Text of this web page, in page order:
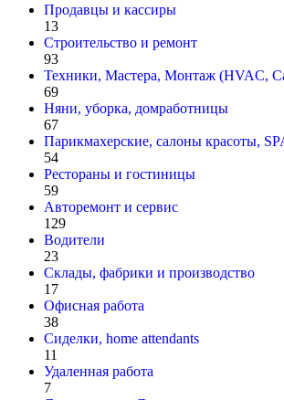
Продавцы и кассиры
13
Строительство и ремонт
93
Техники, Мастера, Монтаж (HVAC,
69
Няни, уборка, домработницы
67
Парикмахерские, салоны красоты,
54
Рестораны и гостиницы
59
Авторемонт и cервис
129
Водители
23
Склады, фабрики и производство
17
Офисная работа
38
Сиделки, home attendants
11
Удаленная работа
7